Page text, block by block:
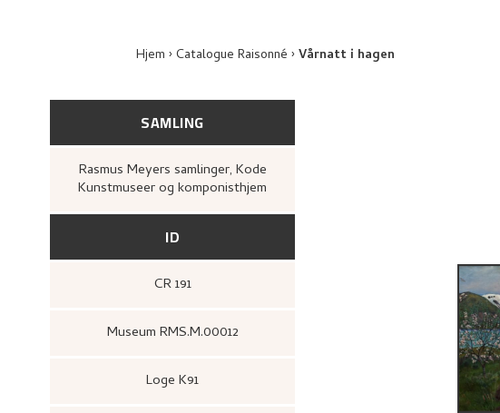
Hjem Catalogue Raisonné Vårnatt i hagen
SAMLING
Rasmus Meyers samlinger, Kode
Kunstmuseer og komponisthjem
ID
CR 191
Museum RMS.M.00012
Loge K91